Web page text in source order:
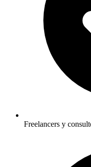
Freelancers y